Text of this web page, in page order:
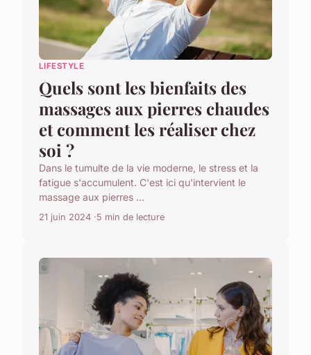
LIFESTYLE
Quels sont les bienfaits des
massages aux pierres chaudes
et comment les réaliser chez
soi ?
Dans le tumulte de la vie moderne, le stress et la
fatigue s'accumulent. C'est ici qu'intervient le
massage aux pierres ...
21 juin 2024 5 min de lecture